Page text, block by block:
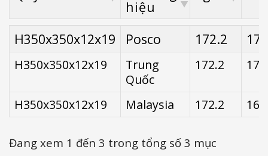
hiệu
Quy cách Thương
hiệu
kg/m
H350x350x12x19 Posco 172.2
H350x350x12x19
Trung
Quốc
172.2
H350x350x12x19 Malaysia 172.2
Đang xem 1 đến 3 trong tổng số 3 mục